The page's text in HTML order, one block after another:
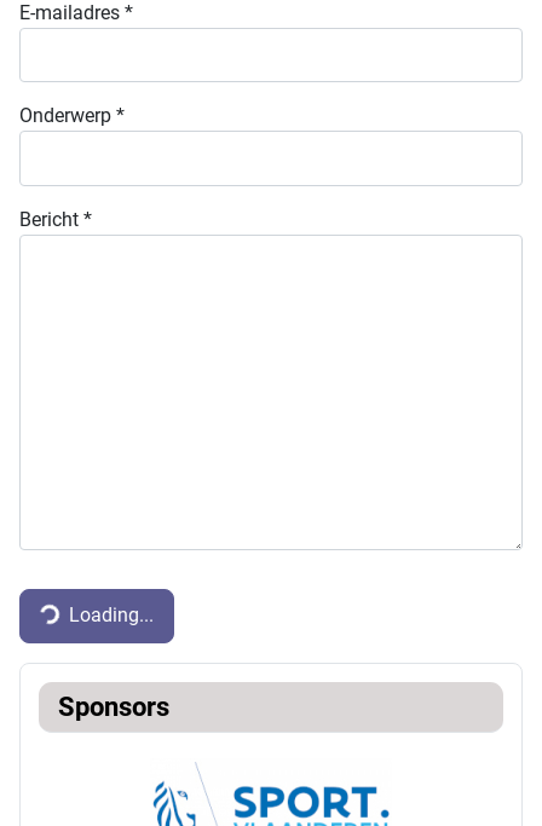
E-mailadres *
Onderwerp *
Bericht *
Captcha
Loading...
Sponsors